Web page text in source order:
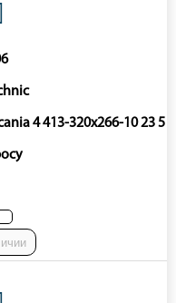
4 413-320x266-10 23 5